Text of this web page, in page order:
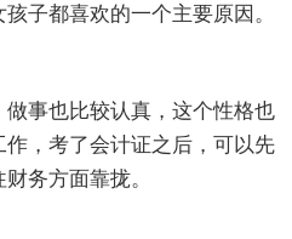
子都喜欢的一个主要原因。
事也比较认真，这个性格也
，考了会计证之后，可以先
务方面靠拢。